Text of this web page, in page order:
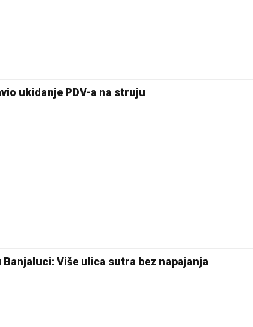
ukidanje PDV-a na struju
Više ulica sutra bez napajanja